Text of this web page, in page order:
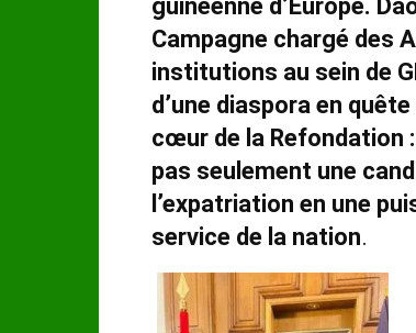
guinéenne d’Europe.
Campagne chargé des
institutions au sein de
d’une diaspora en
cœur de la Refondation :
pas seulement une
l’expatriation en une
service de la nation.